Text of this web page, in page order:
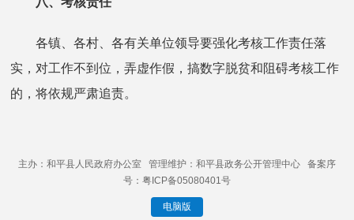
各镇、各村、各有关单位领导要强化考核工作责任落
实，对工作不到位，弄虚作假，搞数字脱贫和阻碍考核工作
的，将依规严肃追责。
主办：和平县人民政府办公室 管理维护：和平县政务公开管理中心 备案序
号：粤ICP备05080401号
电脑版